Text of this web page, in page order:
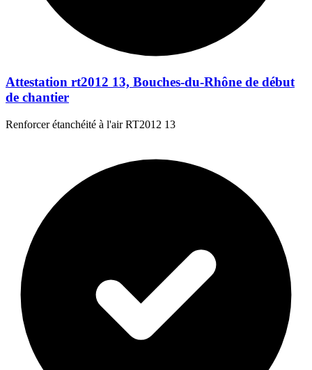
Attestation rt2012 13, Bouches-du-Rhône de début
de chantier
Renforcer étanchéité à l'air RT2012 13